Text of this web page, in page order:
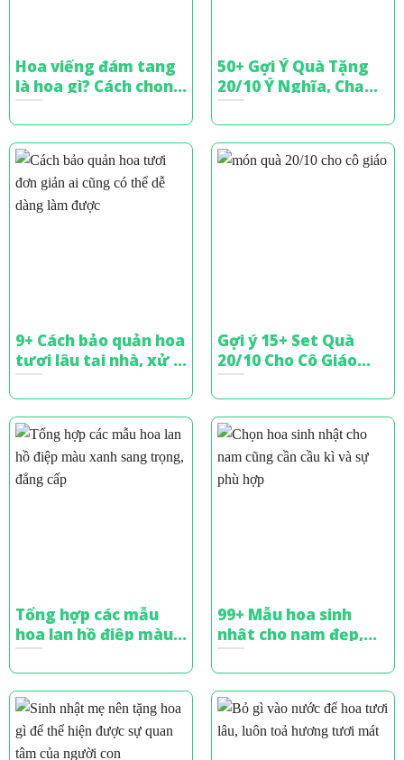
Hoa viếng đám tang
là hoa gì? Cách chọn
hoa chia buồn tinh tế
50+ Gợi Ý Quà Tặng
20/10 Ý Nghĩa, Chạm
Đến Trái Tim Phái Đẹp
9+ Cách bảo quản hoa
tươi lâu tại nhà, xử lý
bó hoa tặng
Gợi ý 15+ Set Quà
20/10 Cho Cô Giáo
Tinh Tế, Đầy Ý Nghĩa
Tổng hợp các mẫu
hoa lan hồ điệp màu
xanh sang trọng,
đẳng cấp
99+ Mẫu hoa sinh
nhật cho nam đẹp,
sang trọng & ý nghĩa
nhất